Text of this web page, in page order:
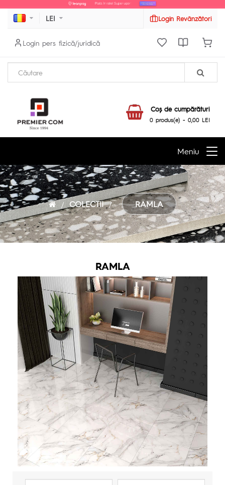
LEI Login Revânzători
Login pers fizică/juridică
Coş de cumpărături
0 produs(e) - 0,00 LEI
Meniu
COLECTII RAMLA
RAMLA